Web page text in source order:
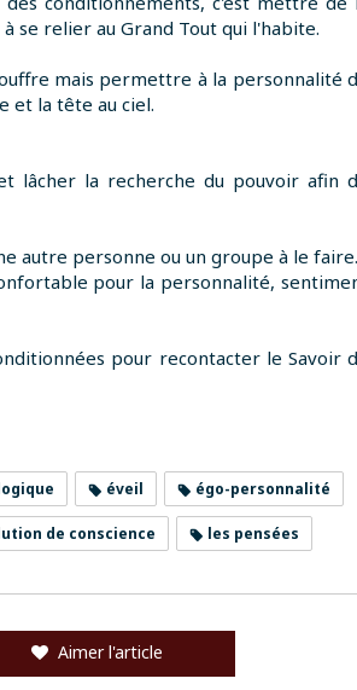
se relier au Grand Tout qui l'habite.
mais permettre à la personnalité
et la tête au ciel.
lâcher la recherche du pouvoir afin
autre personne ou un groupe à le faire.
pour la personnalité,
pour recontacter le Savoir
éveil égo-personnalité
de conscience les pensées
Aimer l'article